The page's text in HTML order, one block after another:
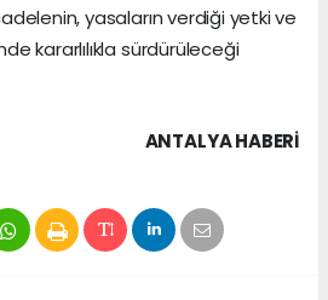
yasaların verdiği yetki ve
kararlılıkla sürdürüleceği
ANTALYA HABERİ